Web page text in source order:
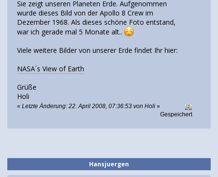
Sie zeigt unseren Planeten Erde. Aufgenommen
wurde dieses Bild von der Apollo 8 Crew im
Dezember 1968. Als dieses schöne Foto entstand,
war ich gerade mal 5 Monate alt..
Viele weitere Bilder von unserer Erde findet Ihr hier:
NASA´s View of Earth
Grüße
Holi
« Letzte Änderung: 22. April 2008, 07:36:53 von Holi »
Gespeichert
Hansjuergen